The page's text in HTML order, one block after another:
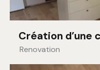
Création d’une
Renovation